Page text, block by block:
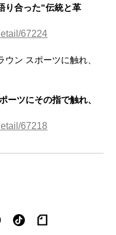
り合った“伝統と革
67224
ン スポーツに触れ、
ーツにその指で触れ、
67218